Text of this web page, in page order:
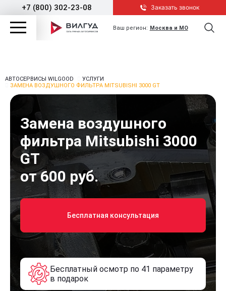
+7 (800) 302-23-08 Заказать звонок
Ваш регион: Москва и МО
АВТОСЕРВИСЫ WILGOOD
УСЛУГИ
ЗАМЕНА ВОЗДУШНОГО ФИЛЬТРА MITSUBISHI 3000 GT
Замена воздушного
фильтра Mitsubishi 3000
GT
от 600 руб.
Бесплатная консультация
Бесплатный осмотр по 41 параметру
в подарок